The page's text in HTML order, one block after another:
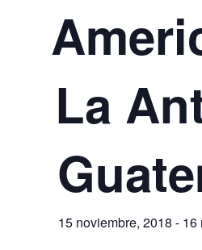
La
15 noviembre, 2018 - 16